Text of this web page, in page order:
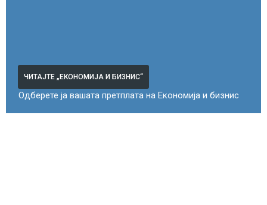
ЧИТАЈТЕ „ЕКОНОМИЈА И БИЗНИС“
Одберете ја вашата претплата на Економија и бизнис